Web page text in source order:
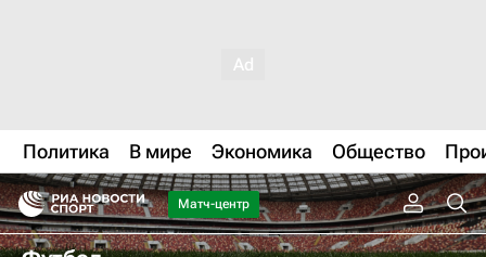
Политика В мире Экономика Общество
Матч-центр